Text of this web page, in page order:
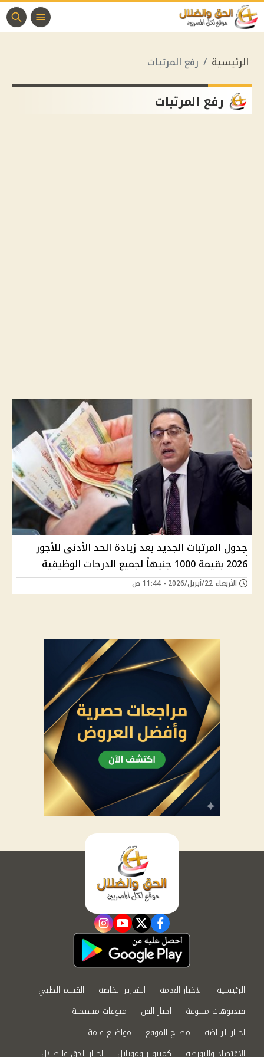
الرئيسية رفع المرتبات
رفع المرتبات
جدول المرتبات الجديد بعد زيادة الحد الأدنى للأجور
2026 بقيمة 1000 جنيهاً لجميع الدرجات الوظيفية
الأربعاء 22/أبريل/2026 - 11:44 ص
facebook
twitter
youtube
instagram
الرئيسية الاخبار العامة التقارير الخاصة
القسم الطبي
فيديوهات متنوعة
اخبار الفن
منوعات مسيحية
اخبار الرياضة
مطبخ الموقع
مواضيع عامة
الاقتصاد والبورصة
كمبيوتر وموبايل اخبار الحق والضلال